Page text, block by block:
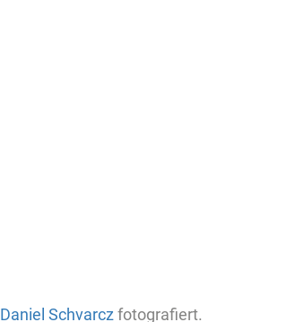
Daniel Schvarcz fotografiert.